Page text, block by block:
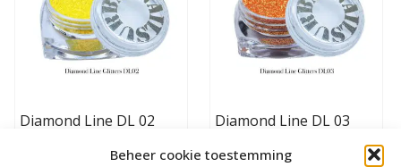
Beheer cookie toestemming
Diamond Line DL 02
Diamond Line DL 03
€2,99 €1,00